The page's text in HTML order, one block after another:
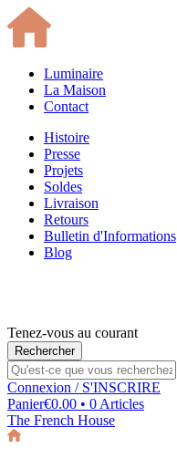
Luminaire
La Maison
Contact
Histoire
Presse
Projets
Soldes
Livraison
Retours
Bulletin d'Informations
Blog
Tenez-vous au courant
Connexion / S'INSCRIRE
Panier€0.00 • 0 Articles
The French House